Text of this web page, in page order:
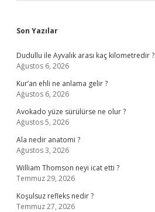
Son Yazılar
Dudullu ile Ayvalık arası kaç kilometredir ?
Ağustos 6, 2026
Kur’an ehli ne anlama gelir ?
Ağustos 6, 2026
Avokado yüze sürülürse ne olur ?
Ağustos 5, 2026
Ala nedir anatomi ?
Ağustos 3, 2026
William Thomson neyi icat etti ?
Temmuz 29, 2026
Koşulsuz refleks nedir ?
Temmuz 27, 2026